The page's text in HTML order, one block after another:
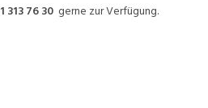
313 76 30gerne zur Verfügung.